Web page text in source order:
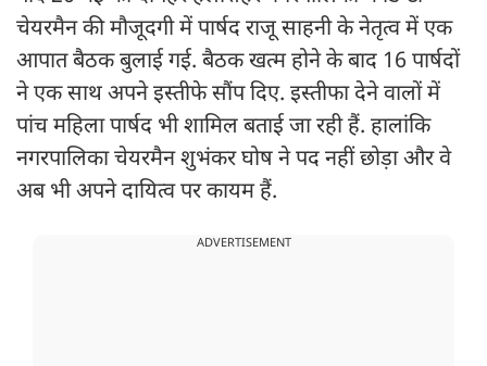
चेयरमैन की मौजूदगी में पार्षद राजू साहनी के नेतृत्व में एक
आपात बैठक बुलाई गई. बैठक खत्म होने के बाद 16 पार्षदों
ने एक साथ अपने इस्तीफे सौंप दिए. इस्तीफा देने वालों में
पांच महिला पार्षद भी शामिल बताई जा रही हैं. हालांकि
नगरपालिका चेयरमैन शुभंकर घोष ने पद नहीं छोड़ा और वे
अब भी अपने दायित्व पर कायम हैं.
ADVERTISEMENT